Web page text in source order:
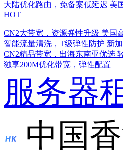
大陆优化路由，免备案低延迟 美
HOT
CN2大带宽，资源弹性升级 美国
智能流量清洗，T级弹性防护 新
CN2精品带宽，出海东南亚优选
独享200M优化带宽，弹性配置
服务器
中国